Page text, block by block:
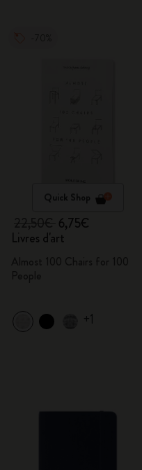
Quick Shop
6,75€
Livres d'art
+1